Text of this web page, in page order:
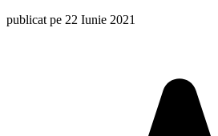
publicat pe 22 Iunie 2021